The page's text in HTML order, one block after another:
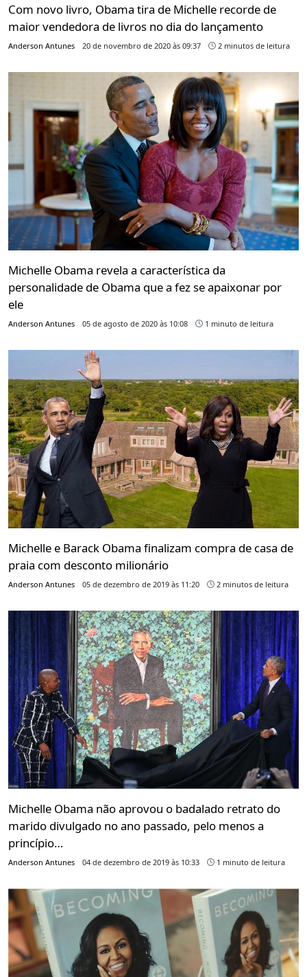
Com novo livro, Obama tira de Michelle recorde de
maior vendedora de livros no dia do lançamento
Anderson Antunes 20 de novembro de 2020 às 09:37 2 minutos de leitura
Michelle Obama revela a característica da
personalidade de Obama que a fez se apaixonar por
ele
Anderson Antunes 05 de agosto de 2020 às 10:08 1 minuto de leitura
Michelle e Barack Obama finalizam compra de casa de
praia com desconto milionário
Anderson Antunes 05 de dezembro de 2019 às 11:20 2 minutos de leitura
Michelle Obama não aprovou o badalado retrato do
marido divulgado no ano passado, pelo menos a
princípio…
Anderson Antunes 04 de dezembro de 2019 às 10:33 1 minuto de leitura